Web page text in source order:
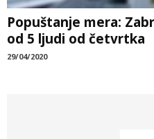
Popuštanje mera:
od 5 ljudi od četvrtka
29/04/2020